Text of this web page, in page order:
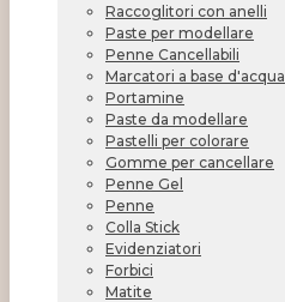
Raccoglitori con anelli
Paste per modellare
Penne Cancellabili
Marcatori a base d'acqua
Portamine
Paste da modellare
Pastelli per colorare
Gomme per cancellare
Penne Gel
Penne
Colla Stick
Evidenziatori
Forbici
Matite